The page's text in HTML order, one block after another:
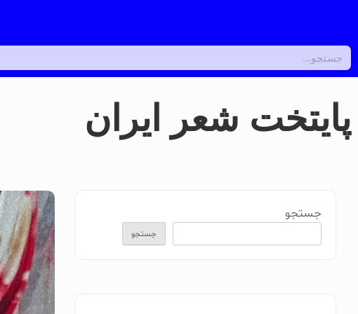
پایتخت شعر ایران
جستجو
جستجو